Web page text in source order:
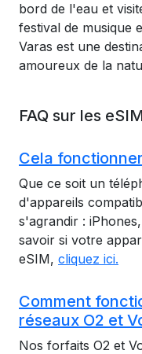
bord de l'eau et
festival de musique
Varas est une
amoureux de la
FAQ sur les
Cela
Que ce soit un
d'appareils
s'agrandir :
savoir si votre
eSIM, cliquez ici.
Comment
réseaux O2 et
Nos forfaits O2 et